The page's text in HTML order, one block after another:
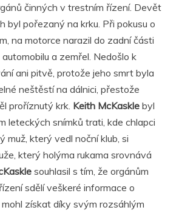
činných v trestním řízení. Devět
byl pořezaný na krku. Při pokusu o
na motorce narazil do zadní části
a zemřel. Nedošlo k
ani pitvě, protože jeho smrt byla
neštěstí na dálnici, přestože
proříznutý krk. Keith McKaskle byl
leteckých snímků trati, kde chlapci
muž, který vedl noční klub, si
který holýma rukama srovnává
souhlasil s tím, že orgánům
sdělí veškeré informace o
získat díky svým rozsáhlým